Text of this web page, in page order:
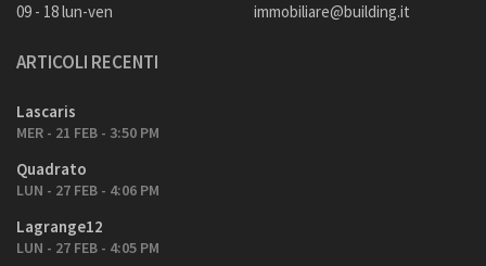
09 - 18 lun-ven
immobiliare@building.it
ARTICOLI RECENTI
Lascaris
MER - 21 FEB - 3:50 PM
Quadrato
LUN - 27 FEB - 4:06 PM
Lagrange12
LUN - 27 FEB - 4:05 PM